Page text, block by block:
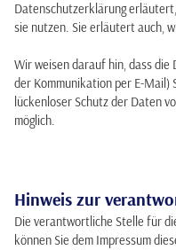
Datenschutzerklärung
sie nutzen. Sie erläutert auch,
Wir weisen darauf hin, dass
der Kommunikation per E-Mail)
lückenloser Schutz der Daten
möglich.
Hinweis zur
Die verantwortliche Stelle für
können Sie dem Impressum